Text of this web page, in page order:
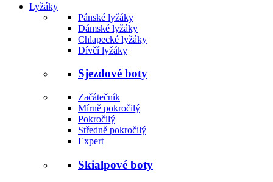
Lyžáky
Pánské lyžáky
Dámské lyžáky
Chlapecké lyžáky
Dívčí lyžáky
Sjezdové boty
Začátečník
Mírně pokročilý
Pokročilý
Středně pokročilý
Expert
Skialpové boty